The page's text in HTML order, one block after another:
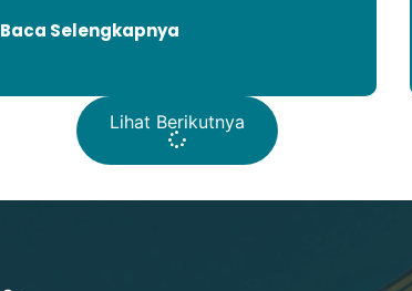
Baca Selengkapnya
Lihat Berikutnya